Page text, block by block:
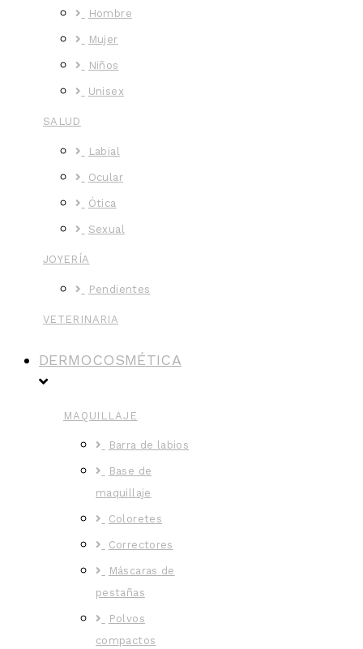
Hombre
Mujer
Niños
Unisex
SALUD
Labial
Ocular
Ótica
Sexual
JOYERÍA
Pendientes
VETERINARIA
DERMOCOSMÉTICA
MAQUILLAJE
Barra de labios
Base de
maquillaje
Coloretes
Correctores
Máscaras de
pestañas
Polvos
compactos